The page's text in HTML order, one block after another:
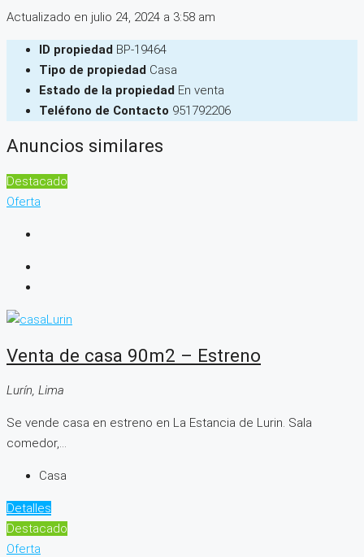
Actualizado en julio 24, 2024 a 3:58 am
ID propiedad BP-19464
Tipo de propiedad Casa
Estado de la propiedad En venta
Teléfono de Contacto 951792206
Anuncios similares
Destacado
Oferta
Venta de casa 90m2 – Estreno
Lurín, Lima
Se vende casa en estreno en La Estancia de Lurin. Sala
comedor,...
Casa
Detalles
Destacado
Oferta